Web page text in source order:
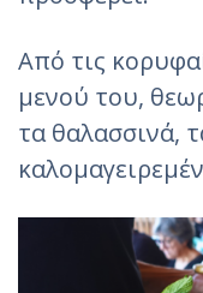
Από τις
μενού του,
τα θαλασσινά,